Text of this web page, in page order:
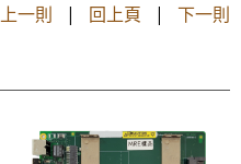
上一則 | 回上頁 | 下一則